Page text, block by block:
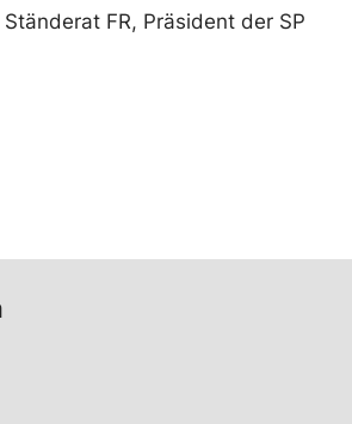
FR, Präsident der SP